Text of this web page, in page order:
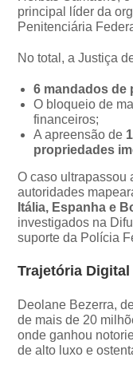
principal líder da
Penitenciária
No total, a Justiça
6 mandados de
O bloqueio de
financeiros;
A apreensão de
propriedades
O caso ultrapassou
autoridades
Itália, Espanha e
investigados na
suporte da Polícia
Trajetória
Deolane Bezerra,
de mais de 20
onde ganhou
de alto luxo e